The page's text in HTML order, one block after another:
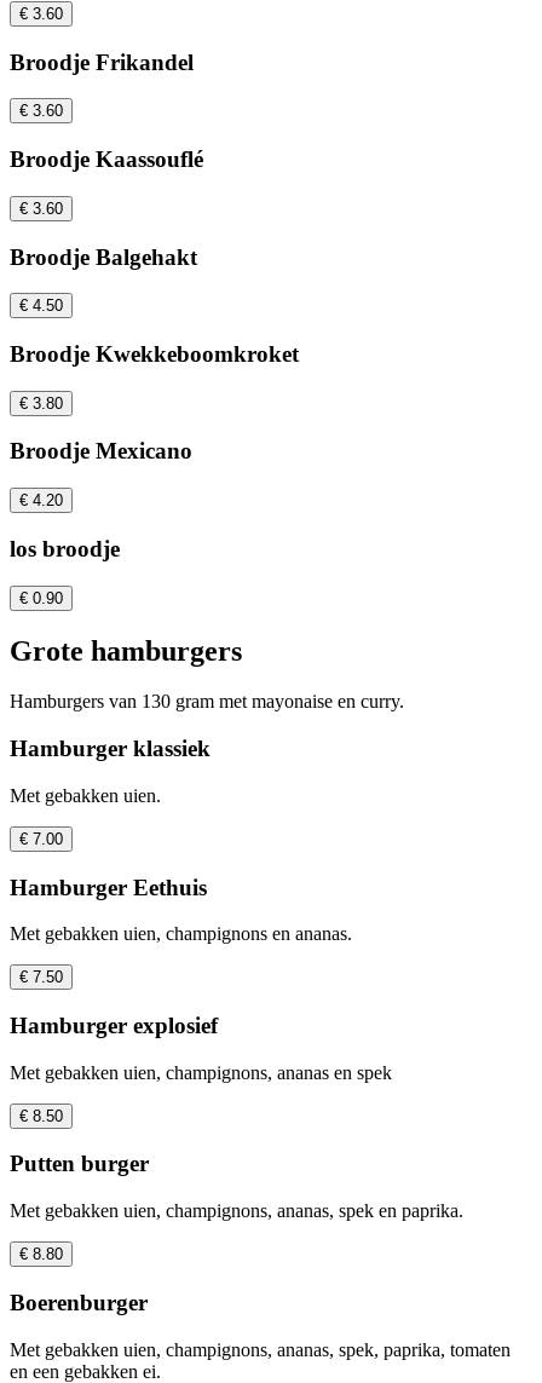
€ 3.60
Broodje Frikandel
€ 3.60
Broodje Kaassouflé
€ 3.60
Broodje Balgehakt
€ 4.50
Broodje Kwekkeboomkroket
€ 3.80
Broodje Mexicano
€ 4.20
los broodje
€ 0.90
Grote hamburgers
Hamburgers van 130 gram met mayonaise en curry.
Hamburger klassiek
Met gebakken uien.
€ 7.00
Hamburger Eethuis
Met gebakken uien, champignons en ananas.
€ 7.50
Hamburger explosief
Met gebakken uien, champignons, ananas en spek
€ 8.50
Putten burger
Met gebakken uien, champignons, ananas, spek en paprika.
€ 8.80
Boerenburger
Met gebakken uien, champignons, ananas, spek, paprika, tomaten
en een gebakken ei.